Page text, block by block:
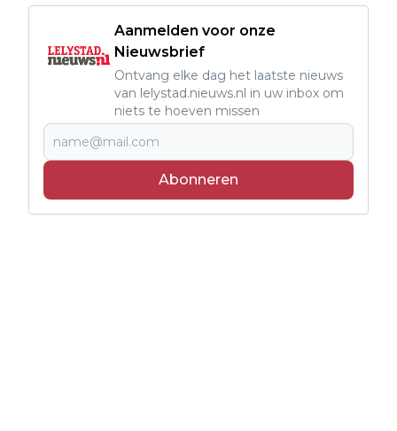
Aanmelden voor onze
Nieuwsbrief
Ontvang elke dag het laatste nieuws
van lelystad.nieuws.nl in uw inbox om
niets te hoeven missen
Abonneren